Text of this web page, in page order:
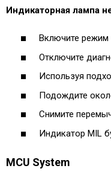
Индикаторная лампа
Включите режим
Отключите
Используя
Подождите
Снимите
Индикатор MIL
MCU System